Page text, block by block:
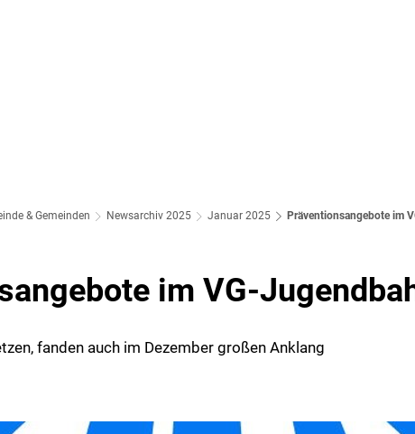
& Gemeinden Newsarchiv 2025 Januar 2025 Präventionsangebote im
im VG-
fanden auch im Dezember großen Anklang